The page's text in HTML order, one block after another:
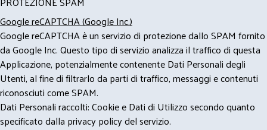
Google reCAPTCHA (Google Inc.)
Google reCAPTCHA è un servizio di protezione dallo SPAM fornito
da Google Inc. Questo tipo di servizio analizza il traffico di questa
Applicazione, potenzialmente contenente Dati Personali degli
Utenti, al fine di filtrarlo da parti di traffico, messaggi e contenuti
riconosciuti come SPAM.
Dati Personali raccolti: Cookie e Dati di Utilizzo secondo quanto
specificato dalla privacy policy del servizio.